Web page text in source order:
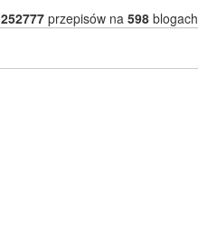
252777przepisów na 598